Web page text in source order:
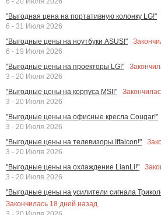
"Выгодная цена на портативную колонку LG!"
6 - 31 Июля 2026
"Выгодные цены на ноутбуки ASUS!"
6 - 19 Июля 2026
"Выгодные цены на проекторы LG!"
3 - 20 Июля 2026
"Выгодные цены на корпуса MSI!"
3 - 20 Июля 2026
"Выгодные цены на офисные кресла Cougar!"
3 - 20 Июля 2026
"Выгодные цены на телевизоры Iffalcon!"
3 - 20 Июля 2026
"Выгодные цены на охлаждение LianLi!"
3 - 20 Июля 2026
"Выгодные цены на усилители сигнала
Закончилась 18 дней назад